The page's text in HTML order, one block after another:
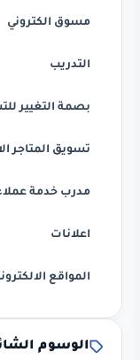
مسوق الكتروني
التدريب
بصمة التغيير
تسويق المتاجر
مدرب خدمة
اعلانات
المواقع
الوسوم